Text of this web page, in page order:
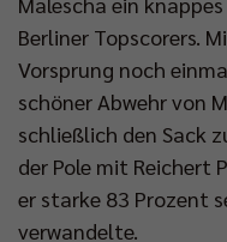
Berliner Topscorers.
Vorsprung noch
schöner Abwehr von
schließlich den Sack
der Pole mit Reichert
er starke 83 Prozent
verwandelte.